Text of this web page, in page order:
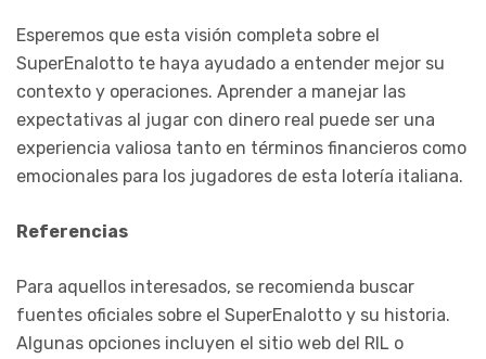
Esperemos que esta visión completa sobre el
SuperEnalotto te haya ayudado a entender mejor su
contexto y operaciones. Aprender a manejar las
expectativas al jugar con dinero real puede ser una
experiencia valiosa tanto en términos financieros como
emocionales para los jugadores de esta lotería italiana.
Referencias
Para aquellos interesados, se recomienda buscar
fuentes oficiales sobre el SuperEnalotto y su historia.
Algunas opciones incluyen el sitio web del RIL o